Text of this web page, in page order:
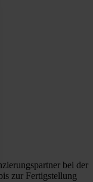
bei der
zur Fertigstellung